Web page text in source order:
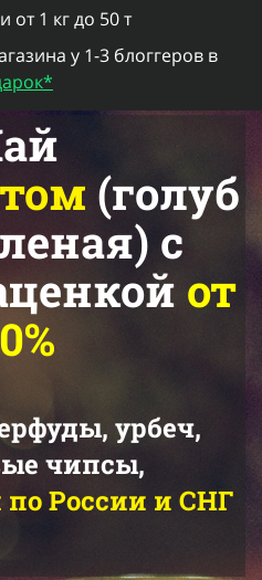
от 1 кг до 50 т
у 1-3 блоггеров в
(голуб
с
от
урбеч,
чипсы,
России и СНГ